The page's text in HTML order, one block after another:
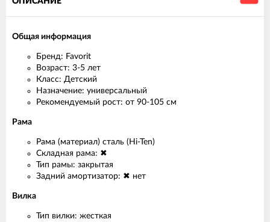
Общая информация
Бренд: Favorit
Возраст: 3-5 лет
Класс: Детский
Назначение: универсальный
Рекомендуемый рост: от 90-105 см
Рама
Рама (материал) сталь (Hi-Ten)
Складная рама: ✖
Тип рамы: закрытая
Задний амортизатор: ✖ нет
Вилка
Тип вилки: жесткая